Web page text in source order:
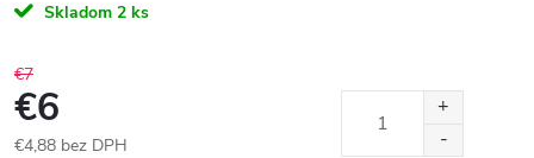
Skladom 2 ks
€7
€6
€4,88 bez DPH